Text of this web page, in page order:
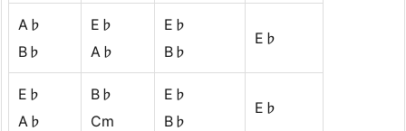
A♭
B♭
E♭
A♭
E♭
B♭
E♭
E♭
A♭
B♭
Cm
E♭
B♭
E♭